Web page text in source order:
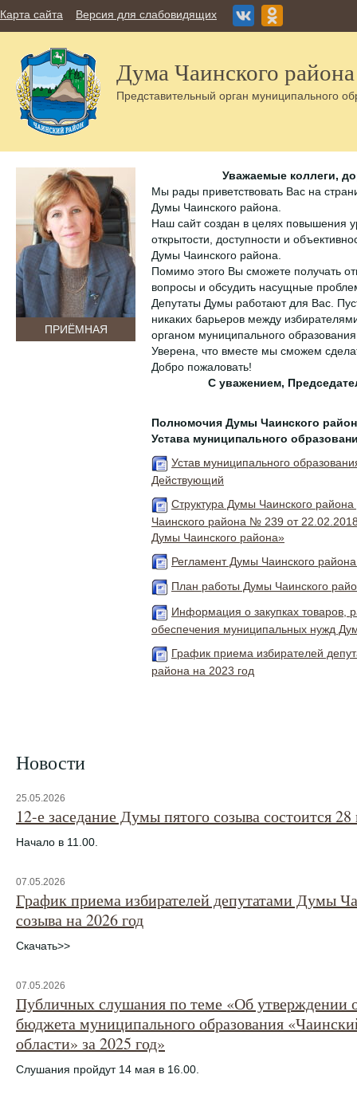
Карта сайта Версия для слабовидящих
Дума Чаинского района
Представительный орган муниципального
ПРИЁМНАЯ
Уважаемые коллеги,
Мы рады приветствовать Вас на
Думы Чаинского района.
Наш сайт создан в целях повышения
открытости, доступности и
Думы Чаинского района.
Помимо этого Вы сможете получать
вопросы и обсудить насущные
Депутаты Думы работают для Вас.
никаких барьеров между
органом муниципального
Уверена, что вместе мы сможем
Добро пожаловать!
С уважением,
Полномочия Думы Чаинского
Устава муниципального
Устав муниципального
Действующий
Структура Думы Чаинского
Чаинского района № 239 от
Думы Чаинского района»
Регламент Думы Чаинского
План работы Думы Чаинского
Информация о закупках товаров,
обеспечения муниципальных нужд
График приема избирателей
района на 2023 год
Новости
25.05.2026
12-е заседание Думы пятого созыва состоится 28
Начало в 11.00.
07.05.2026
График приема избирателей депутатами Думы
созыва на 2026 год
Скачать>>
07.05.2026
Публичных слушания по теме «Об утверждении
бюджета муниципального образования
области» за 2025 год»
Слушания пройдут 14 мая в 16.00.